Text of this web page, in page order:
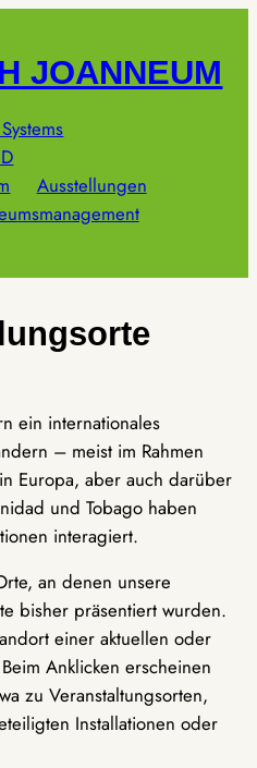
JOANNEUM
Ausstellungen
ein internationales
– meist im Rahmen
Europa, aber auch darüber
und Tobago haben
interagiert.
an denen unsere
bisher präsentiert wurden.
einer aktuellen oder
Anklicken erscheinen
zu Veranstaltungsorten,
Installationen oder